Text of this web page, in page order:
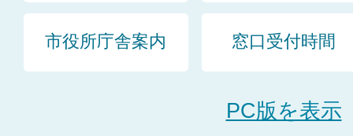
市役所庁舎案内 窓口受付時間
PC版を表示